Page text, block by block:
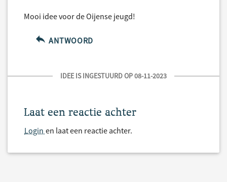
Mooi idee voor de Oijense jeugd!
ANTWOORD
IDEE IS INGESTUURD OP 08-11-2023
Laat een reactie achter
Login en laat een reactie achter.